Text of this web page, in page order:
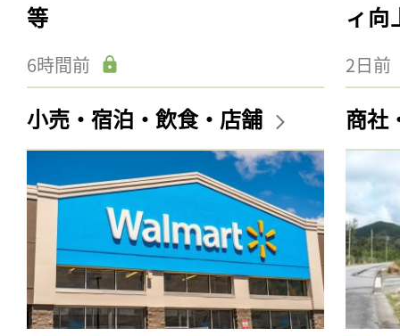
等
6時間前
ィ向
2日前
小売・宿泊・飲食・店舗 商社